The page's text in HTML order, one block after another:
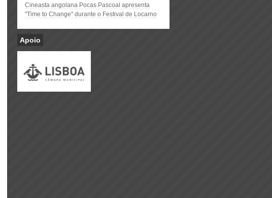
Cineasta angolana Pocas Pascoal apresenta
"Time to Change" durante o Festival de Locarno
Apoio